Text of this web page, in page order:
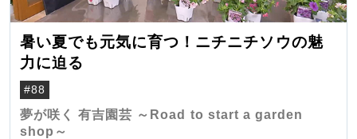
暑い夏でも元気に育つ！ニチニチソウの魅
力に迫る
#88
夢が咲く 有吉園芸 ～Road to start a garden
shop～